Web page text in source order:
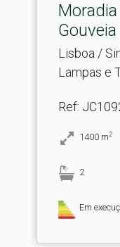
Gouveia
Lisboa /
Lampas e
Ref:
1400 m2
2
Em